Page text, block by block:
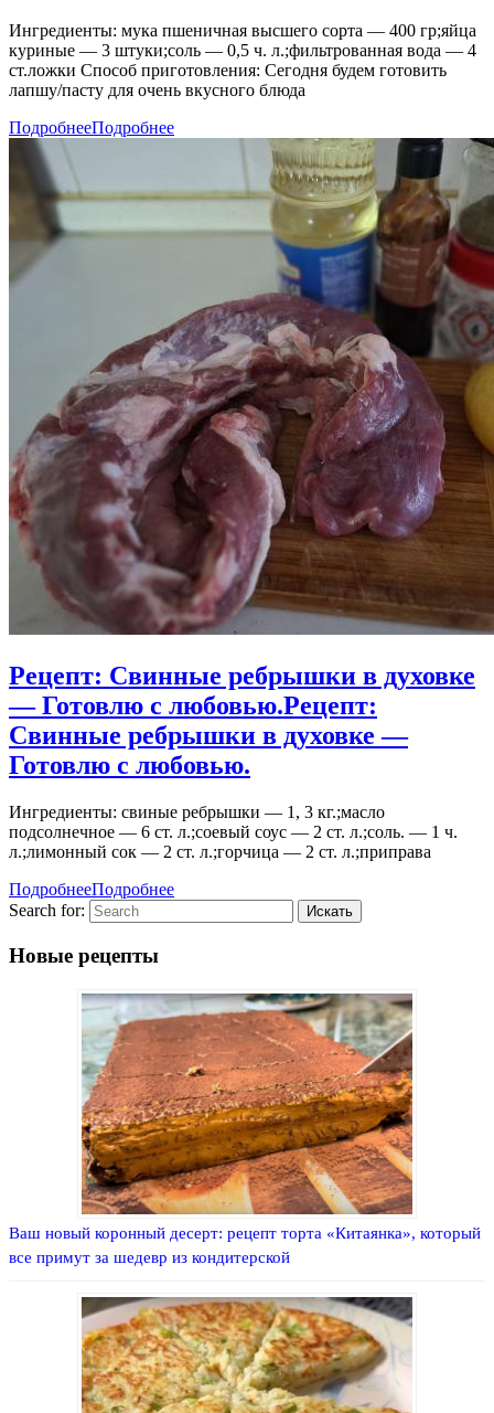
Ингредиенты: мука пшеничная высшего сорта — 400 гр;яйца
куриные — 3 штуки;соль — 0,5 ч. л.;фильтрованная вода — 4
ст.ложки Способ приготовления: Сегодня будем готовить
лапшу/пасту для очень вкусного блюда
ПодробнееПодробнее
Рецепт: Свинные ребрышки в духовке
— Готовлю с любовью.Рецепт:
Свинные ребрышки в духовке —
Готовлю с любовью.
Ингредиенты: свиные ребрышки — 1, 3 кг.;масло
подсолнечное — 6 ст. л.;соевый соус — 2 ст. л.;соль. — 1 ч.
л.;лимонный сок — 2 ст. л.;горчица — 2 ст. л.;приправа
ПодробнееПодробнее
Search for:
Новые рецепты
Ваш новый коронный десерт: рецепт торта «Китаянка», который
все примут за шедевр из кондитерской